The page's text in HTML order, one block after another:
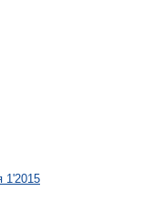
1'2015